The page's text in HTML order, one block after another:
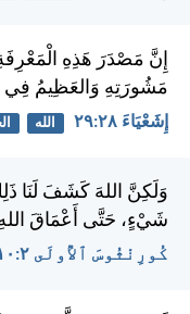
إِنَّ مَصْدَرَ هَذِهِ
مَشُورَتِهِ وَالعَظِيمُ فِي
إِشَعْيَاءَ ٢٨:‏٢٩ الله
وَلَكِنَّ اللهَ كَشَفَ لَنَا
شَيْءٍ، حَتَّى أَعْمَاقَ
كُورِنْثُوسَ ٱلأُولَى ٢:‏١٠